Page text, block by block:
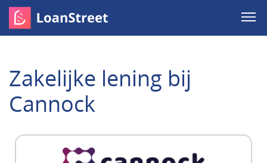
Zakelijke lening bij
Cannock